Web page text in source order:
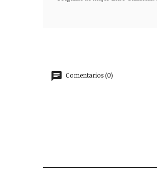
Comentarios (0)